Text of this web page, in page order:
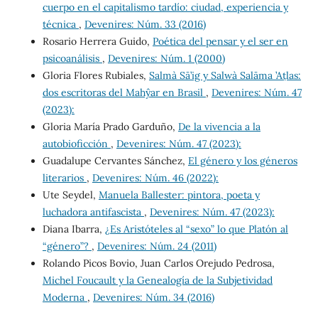
cuerpo en el capitalismo tardío: ciudad, experiencia y
técnica , Devenires: Núm. 33 (2016)
Rosario Herrera Guido, Poética del pensar y el ser en
psicoanálisis , Devenires: Núm. 1 (2000)
Gloria Flores Rubiales, Salmà Sā’ig y Salwà Salāma ’Aṭlas:
dos escritoras del Mahŷar en Brasil , Devenires: Núm. 47
(2023):
Gloria María Prado Garduño, De la vivencia a la
autobioficción , Devenires: Núm. 47 (2023):
Guadalupe Cervantes Sánchez, El género y los géneros
literarios , Devenires: Núm. 46 (2022):
Ute Seydel, Manuela Ballester: pintora, poeta y
luchadora antifascista , Devenires: Núm. 47 (2023):
Diana Ibarra, ¿Es Aristóteles al “sexo” lo que Platón al
“género”? , Devenires: Núm. 24 (2011)
Rolando Picos Bovio, Juan Carlos Orejudo Pedrosa,
Michel Foucault y la Genealogía de la Subjetividad
Moderna , Devenires: Núm. 34 (2016)